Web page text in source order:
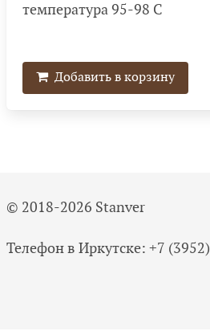
температура 95-98 С
Добавить в корзину
© 2018-2026 Stanver
Телефон в Иркутске: +7 (3952)